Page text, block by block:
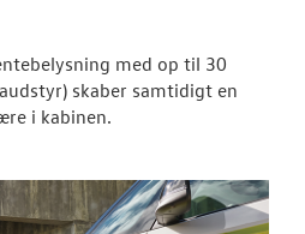
VÆRKSTED
TILBEHØR
med op til 30
skaber samtidigt en
i kabinen.